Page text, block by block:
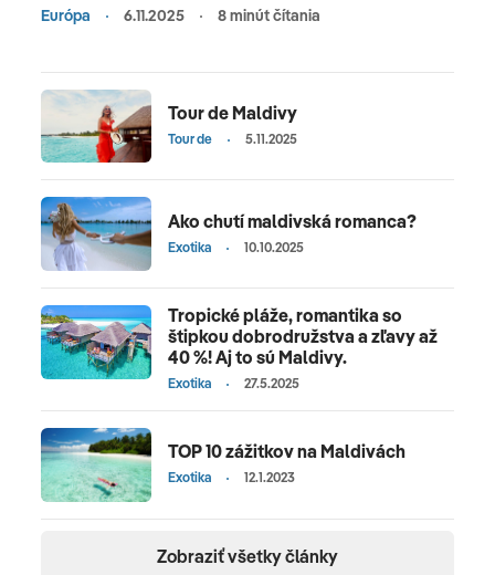
Európa 6.11.2025 8 minút čítania
Tour de Maldivy
Tour de 5.11.2025
Ako chutí maldivská romanca?
Exotika 10.10.2025
Tropické pláže, romantika so
štipkou dobrodružstva a zľavy až
40 %! Aj to sú Maldivy.
Exotika 27.5.2025
TOP 10 zážitkov na Maldivách
Exotika 12.1.2023
Zobraziť všetky články